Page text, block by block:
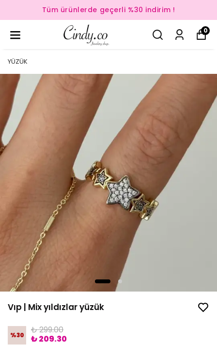
Tüm ürünlerde geçerli %30 indirim !
0
YÜZÜK
Vıp | Mix yıldızlar yüzük
%30
₺ 299.00
₺ 209.30